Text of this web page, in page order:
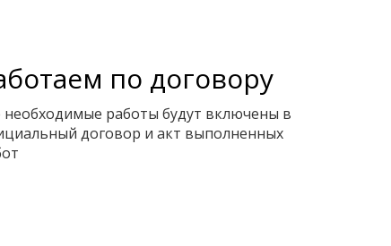
по договору
необходимые работы будут включены в
договор и акт выполненных